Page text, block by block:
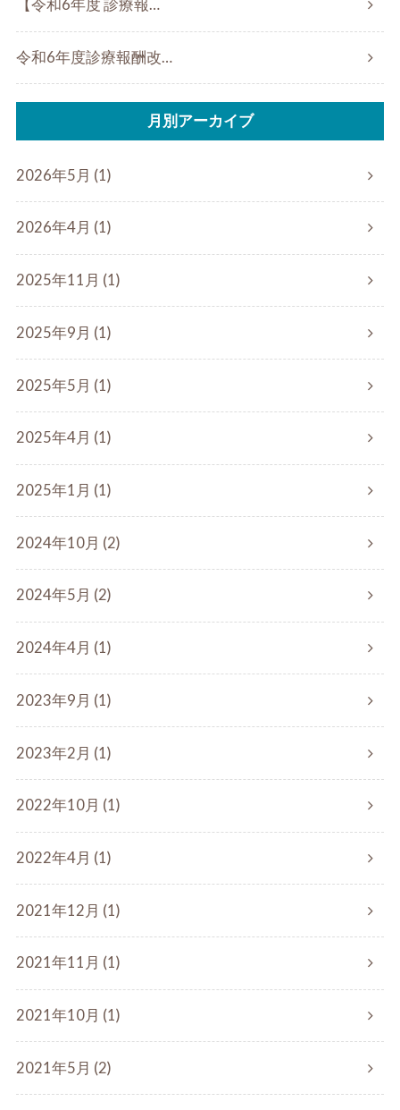
【令和6年度 診療報…
令和6年度診療報酬改…
月別アーカイブ
2026年5月 (1)
2026年4月 (1)
2025年11月 (1)
2025年9月 (1)
2025年5月 (1)
2025年4月 (1)
2025年1月 (1)
2024年10月 (2)
2024年5月 (2)
2024年4月 (1)
2023年9月 (1)
2023年2月 (1)
2022年10月 (1)
2022年4月 (1)
2021年12月 (1)
2021年11月 (1)
2021年10月 (1)
2021年5月 (2)